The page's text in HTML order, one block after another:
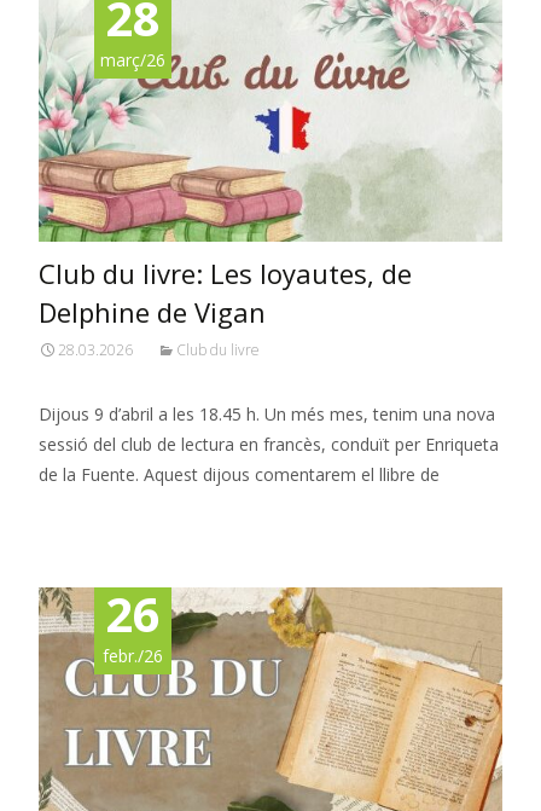
28
març/26
Club du livre: Les loyautes, de
Delphine de Vigan
28.03.2026 Club du livre
Dijous 9 d’abril a les 18.45 h. Un més mes, tenim una nova
sessió del club de lectura en francès, conduït per Enriqueta
de la Fuente. Aquest dijous comentarem el llibre de
26
febr./26